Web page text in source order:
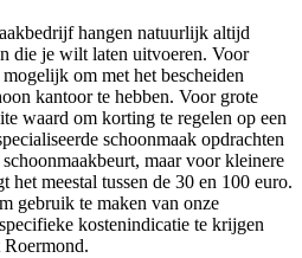
hangen natuurlijk altijd
die je wilt laten uitvoeren. Voor
om met het bescheiden
kantoor te hebben. Voor grote
waard om korting te regelen op een
schoonmaak opdrachten
maar voor kleinere
meestal tussen de 30 en 100 euro.
gebruik te maken van onze
kostenindicatie te krijgen